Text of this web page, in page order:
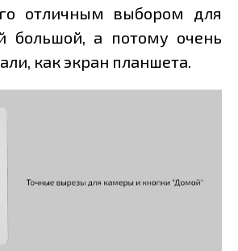
отличным выбором для
большой, а потому очень
как экран планшета.